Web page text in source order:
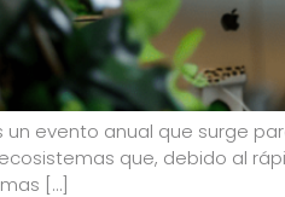
un evento anual que surge
que, debido al
[…]